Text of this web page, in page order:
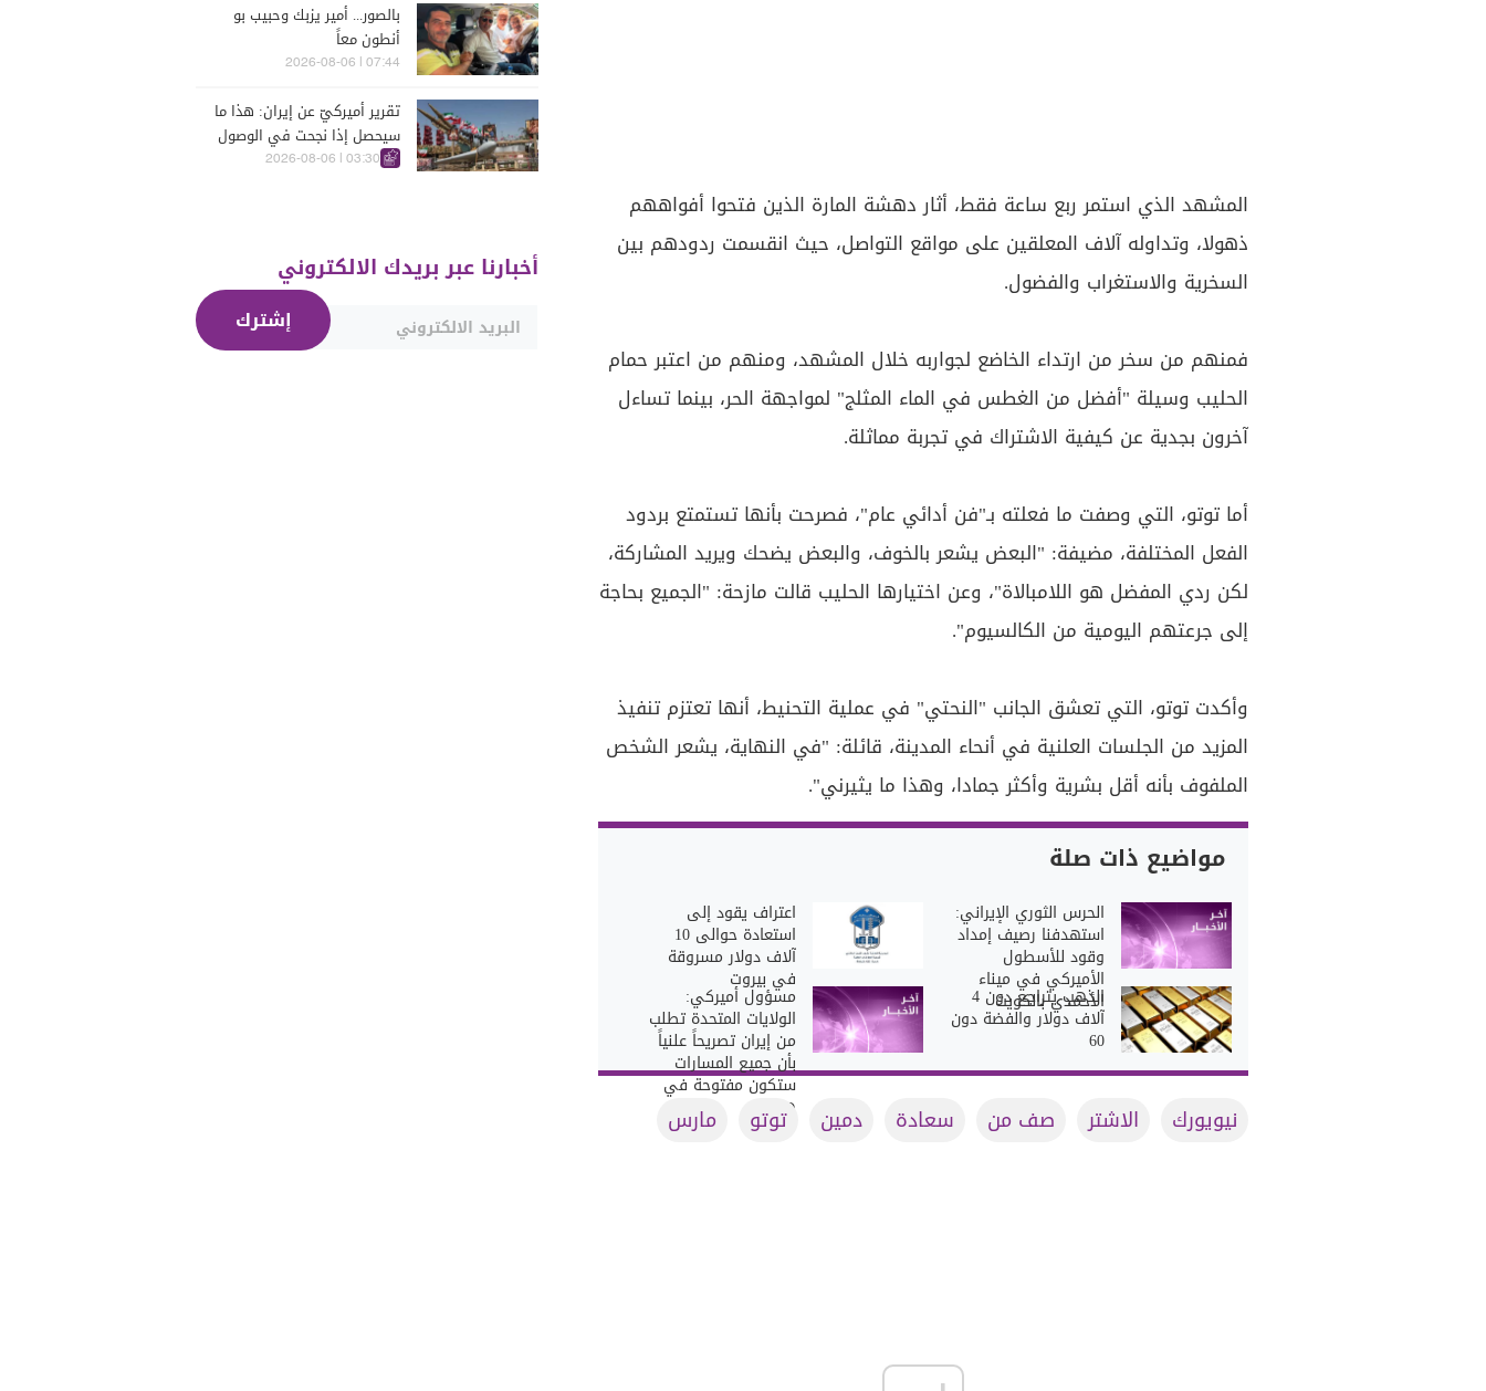
المشهد الذي استمر ربع ساعة فقط، أثار دهشة المارة الذين فتحوا أفواههم
ذهولا، وتداوله آلاف المعلقين على مواقع التواصل، حيث انقسمت ردودهم بين
السخرية والاستغراب والفضول.
فمنهم من سخر من ارتداء الخاضع لجواربه خلال المشهد، ومنهم من اعتبر حمام
الحليب وسيلة "أفضل من الغطس في الماء المثلج" لمواجهة الحر، بينما تساءل
آخرون بجدية عن كيفية الاشتراك في تجربة مماثلة.
أما توتو، التي وصفت ما فعلته بـ"فن أدائي عام"، فصرحت بأنها تستمتع بردود
الفعل المختلفة، مضيفة: "البعض يشعر بالخوف، والبعض يضحك ويريد المشاركة،
لكن ردي المفضل هو اللامبالاة"، وعن اختيارها الحليب قالت مازحة: "الجميع بحاجة
إلى جرعتهم اليومية من الكالسيوم".
وأكدت توتو، التي تعشق الجانب "النحتي" في عملية التحنيط، أنها تعتزم تنفيذ
المزيد من الجلسات العلنية في أنحاء المدينة، قائلة: "في النهاية، يشعر الشخص
الملفوف بأنه أقل بشرية وأكثر جمادا، وهذا ما يثيرني".
مواضيع ذات صلة
الحرس الثوري الإيراني:
استهدفنا رصيف إمداد
وقود للأسطول
الأميركي في ميناء
الأحمدي بالكويت
اعتراف يقود إلى
استعادة حوالى 10
آلاف دولار مسروقة
في بيروت
الذهب يتراجع دون 4
آلاف دولار والفضة دون
60
مسؤول أميركي:
الولايات المتحدة تطلب
من إيران تصريحاً علنياً
بأن جميع المسارات
ستكون مفتوحة في
هرمز نيويورك الاشتر صف من سعادة دمين توتو مارس
بالصور... أمير يزبك وحبيب بو
أنطون معاً
07:44 | 2026-08-06
تقرير أميركيّ عن إيران: هذا ما
سيحصل إذا نجحت في الوصول
إلى هذه الدولة الآسيويّة
03:30 | 2026-08-06
أخبارنا عبر بريدك الالكتروني
إشترك